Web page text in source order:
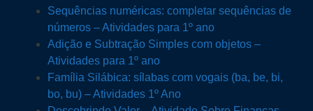
Sequências numéricas: completar sequências de
números – Atividades para 1º ano
Adição e Subtração Simples com objetos –
Atividades para 1º ano
Família Silábica: sílabas com vogais (ba, be, bi,
bo, bu) – Atividades 1º Ano